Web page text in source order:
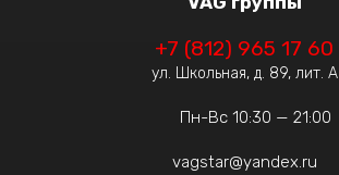
+7 (812) 965 17 60
ул. Школьная, д. 89, лит. А
Пн-Вс 10:30 — 21:00
vagstar@yandex.ru